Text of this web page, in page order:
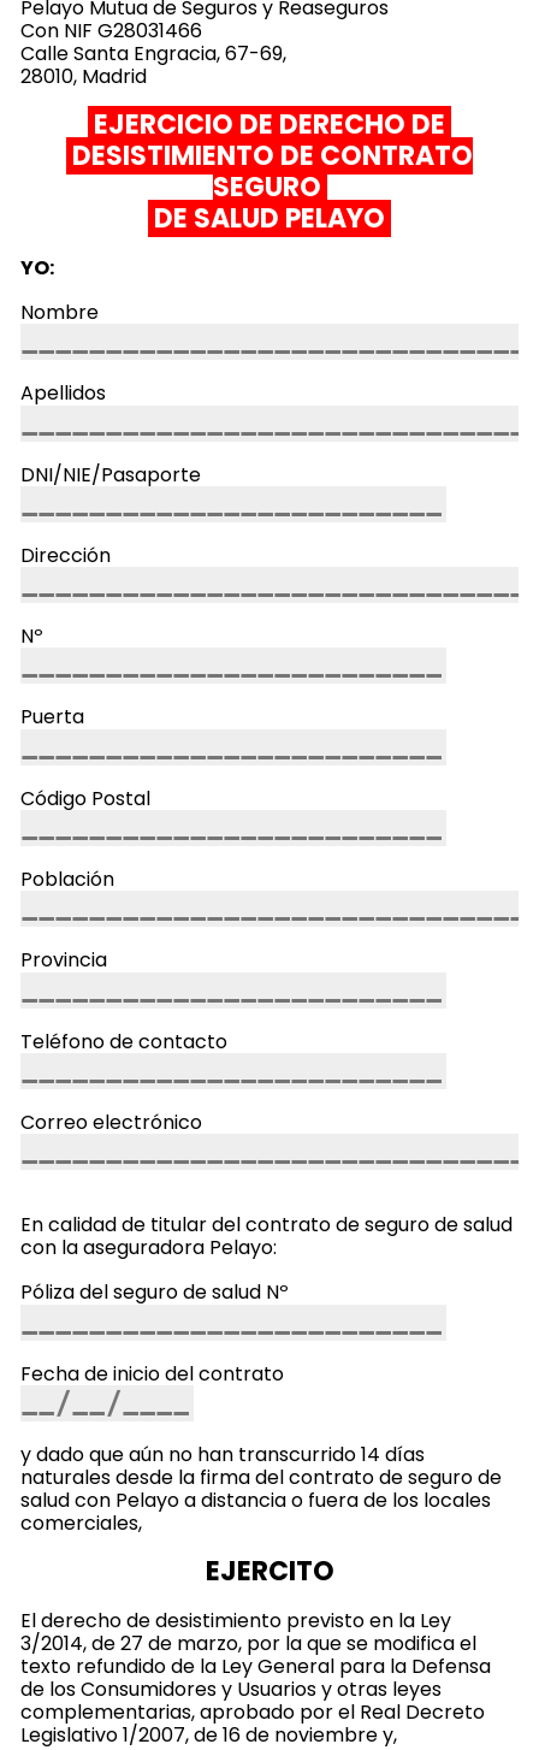
Pelayo Mutua de Seguros y Reaseguros
Con NIF G28031466
Calle Santa Engracia, 67-69,
28010, Madrid
EJERCICIO DE DERECHO DE
DESISTIMIENTO DE CONTRATO
SEGURO
DE SALUD PELAYO
YO:
Nombre
Apellidos
DNI/NIE/Pasaporte
Dirección
Nº
Puerta
Código Postal
Población
Provincia
Teléfono de contacto
Correo electrónico
En calidad de titular del contrato de seguro de salud
con la aseguradora Pelayo:
Póliza del seguro de salud Nº
Fecha de inicio del contrato
y dado que aún no han transcurrido 14 días
naturales desde la firma del contrato de seguro de
salud con Pelayo a distancia o fuera de los locales
comerciales,
EJERCITO
El derecho de desistimiento previsto en la Ley
3/2014, de 27 de marzo, por la que se modifica el
texto refundido de la Ley General para la Defensa
de los Consumidores y Usuarios y otras leyes
complementarias, aprobado por el Real Decreto
Legislativo 1/2007, de 16 de noviembre y,